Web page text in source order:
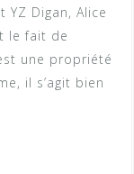
YZ Digan, Alice
le fait de
une propriété
il s’agit bien